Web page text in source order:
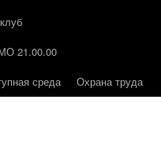
21.00.00
среда Охрана труда